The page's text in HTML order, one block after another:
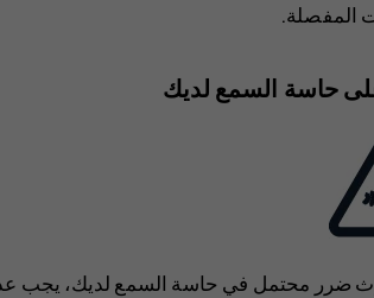
المفصلة.
حاسة السمع لديك
ضرر محتمل في حاسة السمع لديك، يجب